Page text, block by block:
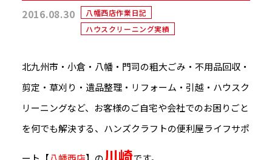
2016.08.30
八幡西店作業日記
ハウスクリーニング実績
北九州市・小倉・八幡・門司の粗大ごみ・不用品回収・
剪定・草刈り・遺品整理・リフォーム・引越・ハウスク
リーニングなど、お客様のご自宅や会社でのお困りごと
を何でも解決する、ハンズクラフトの便利屋ライフサポ
川崎